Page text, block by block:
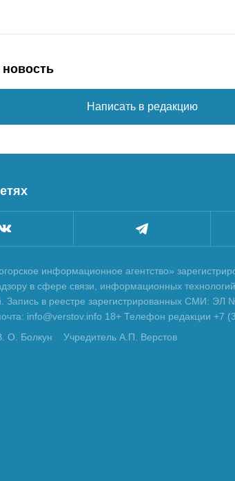
Написать в редакцию
информационное агентство»
в сфере связи, информационных
Запись в реестре зарегистрированных СМИ:
info@verstov.info 18+ Телефон редакции +7
О. Болкун
Учредитель А.П. Верстов